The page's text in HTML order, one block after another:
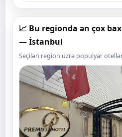
📈 Bu regionda ən çox
— İstanbul
Seçilən region üzrə populyar